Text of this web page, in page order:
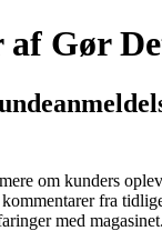
af Gør
om kunders
fra
med magasinet.